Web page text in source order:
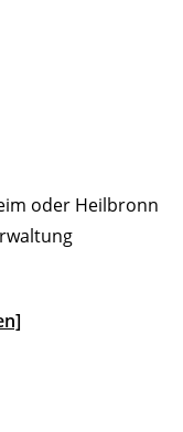
oder Heilbronn